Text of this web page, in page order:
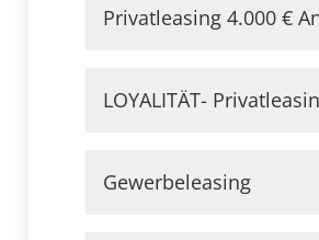
Privatleasing 4.000 €
LOYALITÄT-
Gewerbeleasing